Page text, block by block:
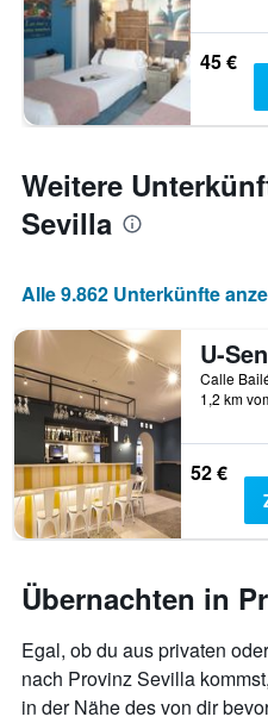
45 €
Weitere
Sevilla
Alle 9.862 Unterkünfte
1,2 km
52 €
Übernachten in
Egal, ob du aus privaten
nach Provinz Sevilla
in der Nähe des von dir